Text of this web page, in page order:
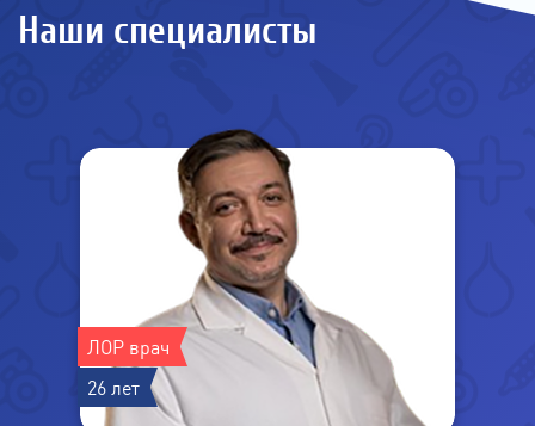
Наши специалисты
ЛОР врач
26 лет